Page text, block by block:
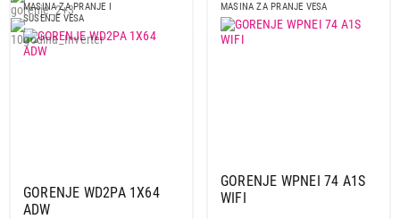
MASINA ZA PRANJE I
SUSENJE VESA
GORENJE WD2PA 1X64
ADW
MASINA ZA PRANJE VESA
GORENJE WPNEI 74 A1S
WIFI